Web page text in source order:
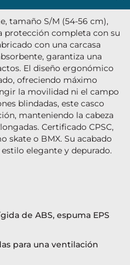
tamaño S/M (54-56 cm),
protección completa con su
con una carcasa
garantiza una
El diseño ergonómico
ofreciendo máximo
la movilidad ni el campo
blindadas, este casco
manteniendo la cabeza
Certificado CPSC,
skate o BMX. Su acabado
elegante y depurado.
de ABS, espuma EPS
para una ventilación